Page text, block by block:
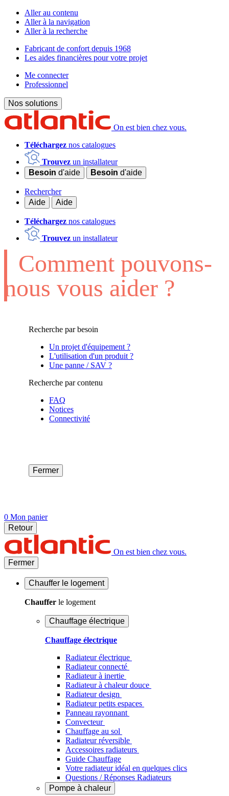
Aller au contenu
Aller à la navigation
Aller à la recherche
Fabricant de confort depuis 1968
Les aides financières pour votre projet
Me connecter
Professionnel
Nos solutions
On est bien chez vous.
Téléchargez nos catalogues
Trouvez un installateur
Besoin d'aide Besoin d'aide
Rechercher
Aide
Aide
Téléchargez nos catalogues
Trouvez un installateur
Comment pouvons-
nous vous aider ?
Recherche par besoin
Un projet d'équipement ?
L'utilisation d'un produit ?
Une panne / SAV ?
Recherche par contenu
FAQ
Notices
Connectivité
Fermer
0 Mon panier
Retour
On est bien chez vous.
Fermer
Chauffer le logement
Chauffer le logement
Chauffage électrique
Chauffage électrique
Radiateur électrique
Radiateur connecté
Radiateur à inertie
Radiateur à chaleur douce
Radiateur design
Radiateur petits espaces
Panneau rayonnant
Convecteur
Chauffage au sol
Radiateur réversible
Accessoires radiateurs
Guide Chauffage
Votre radiateur idéal en quelques clics
Questions / Réponses Radiateurs
Pompe à chaleur